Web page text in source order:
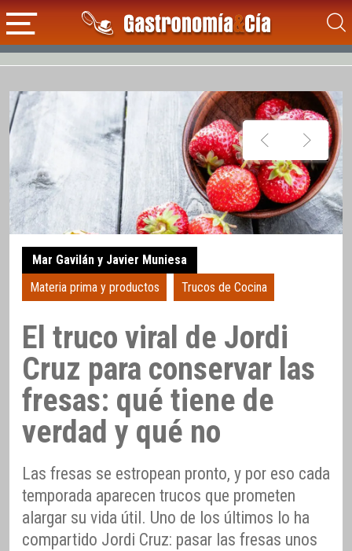
Mar Gavilán y Javier Muniesa
Materia prima y productos
Trucos de Cocina
El truco viral de Jordi
Cruz para conservar las
fresas: qué tiene de
verdad y qué no
Las fresas se estropean pronto, y por eso cada
temporada aparecen trucos que prometen
alargar su vida útil. Uno de los últimos lo ha
compartido Jordi Cruz: pasar las fresas unos